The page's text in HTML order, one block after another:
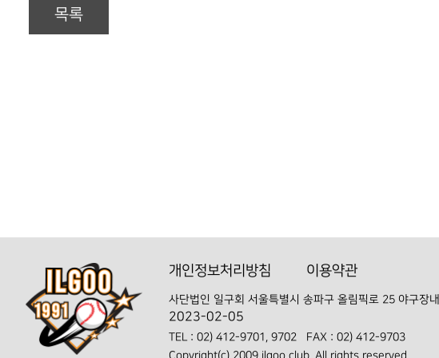
목록
개인정보처리방침 이용약관
사단법인 일구회 서울특별시 송파구 올림픽로 25 야구장내
2023-02-05
TEL : 02) 412-9701, 9702
FAX : 02) 412-9703
Copyright(c) 2009 ilgoo club. All rights reserved.